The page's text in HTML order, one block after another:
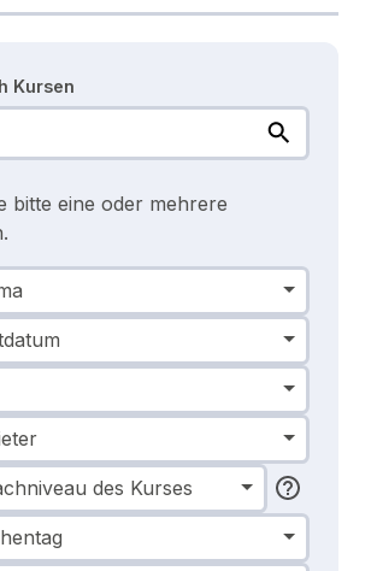
Kursen
bitte eine oder mehrere
des Kurses